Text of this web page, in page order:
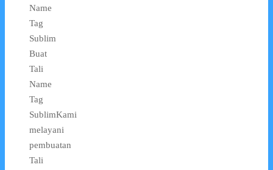
Name
Tag
Sublim
Buat
Tali
Name
Tag
SublimKami
melayani
pembuatan
Tali